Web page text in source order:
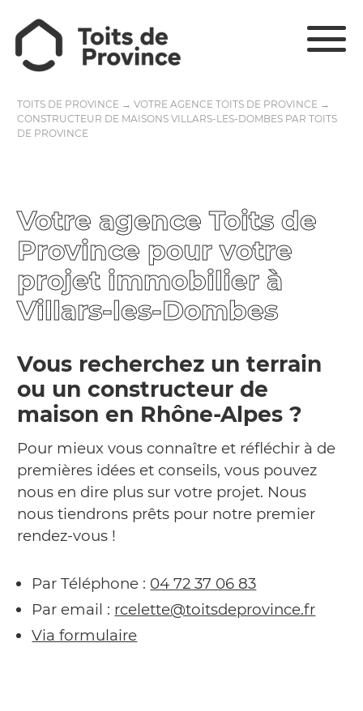
TOITS DE PROVINCE → VOTRE AGENCE TOITS DE PROVINCE →
CONSTRUCTEUR DE MAISONS VILLARS-LES-DOMBES PAR TOITS
DE PROVINCE
Votre agence Toits de
Province pour votre
projet immobilier à
Villars-les-Dombes
Vous recherchez un terrain
ou un constructeur de
maison en Rhône-Alpes ?
Pour mieux vous connaître et réfléchir à de
premières idées et conseils, vous pouvez
nous en dire plus sur votre projet. Nous
nous tiendrons prêts pour notre premier
rendez-vous !
Par Téléphone : 04 72 37 06 83
Par email : rcelette@toitsdeprovince.fr
Via formulaire